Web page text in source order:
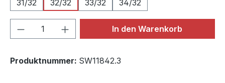
31/32
32/32 33/32 34/32
Produkt Anzahl: Gib denIn den Warenkorb
Produktnummer: SW11842.3